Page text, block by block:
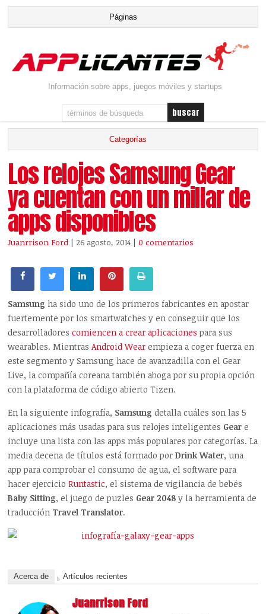
Información sobre apps, juegos móviles y startups
Los relojes Samsung Gear
ya cuentan con un millar de
apps disponibles
Juanrrison Ford | 26 agosto, 2014 |0 comentarios
Samsung ha sido uno de los primeros fabricantes en apostar
fuertemente por los smartwatches y en conseguir que los
desarrolladorescomiencen a crear aplicaciones para sus
wearables. MientrasAndroid Wear empieza a coger fuerza en
este segmento y Samsung hace de avanzadilla con el Gear
Live, la compañía coreana también aboga por su propia opción
con la plataforma de código abierto Tizen.
En la siguiente infografía, Samsung detalla cuáles son las 5
aplicaciones más usadas para sus relojes inteligentes Gear e
incluye una lista con las apps más populares por categorías. La
media decena de títulos está formado por Drink Water, una
app para comprobar el consumo de agua, el software para
hacer ejercicioRuntastic, el sistema de vigilancia de bebés
Baby Sitting, el juego de puzles Gear 2048 y la herramienta de
traducción Travel Translator.
Acerca de Artículos recientes
Juanrrison Ford